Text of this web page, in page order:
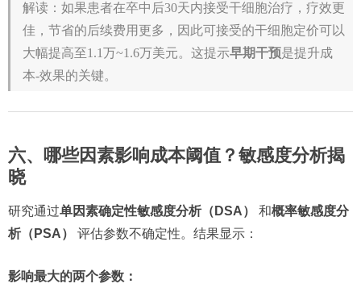
解读：如果患者在卒中后30天内接受干细胞治疗，疗效更
佳，节省的后续费用更多，因此可接受的干细胞定价可以
大幅提高至1.1万~1.6万美元。这提示早期干预是提升成
本-效果的关键。
六、哪些因素影响成本阈值？敏感度分析揭
晓
研究通过单因素确定性敏感度分析（DSA） 和概率敏感度分
析（PSA）
评估参数不确定性。结果显示：
影响最大的两个参数：